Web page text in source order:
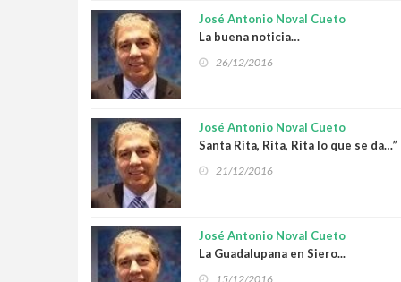
José Antonio Noval Cueto
La buena noticia…
26/12/2016
José Antonio Noval Cueto
Santa Rita, Rita, Rita lo que se da…”
21/12/2016
José Antonio Noval Cueto
La Guadalupana en Siero...
15/12/2016